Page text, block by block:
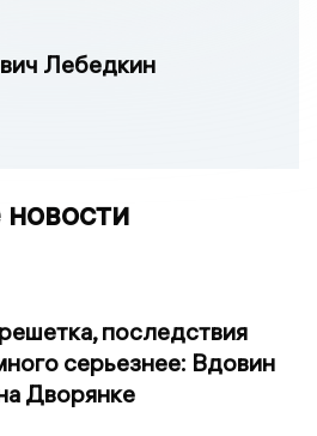
Лебедкин
последствия
серьезнее: Вдовин
Дворянке